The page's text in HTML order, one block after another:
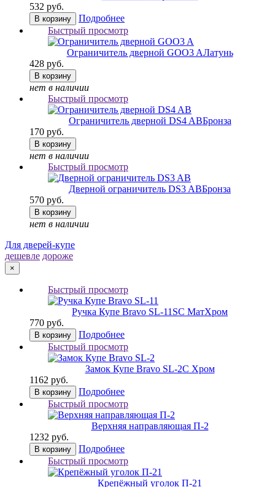
532 руб.
В корзину
Подробнее
Быстрый просмотр
Ограничитель дверной GOO3 AЛатунь
428 руб.
В корзину
нет в наличии
Быстрый просмотр
Ограничитель дверной DS4 ABБронза
170 руб.
В корзину
нет в наличии
Быстрый просмотр
Дверной ограничитель DS3 ABБронза
570 руб.
В корзину
нет в наличии
Для дверей-купе
дешевле дороже
×
Быстрый просмотр
Ручка Купе Bravo SL-11 SC МатХром
770 руб.
В корзину
Подробнее
Быстрый просмотр
Замок Купе Bravo SL-2C Хром
1162 руб.
В корзину
Подробнее
Быстрый просмотр
Верхняя направляющая П-2
1232 руб.
В корзину
Подробнее
Быстрый просмотр
Крепёжный уголок П-21